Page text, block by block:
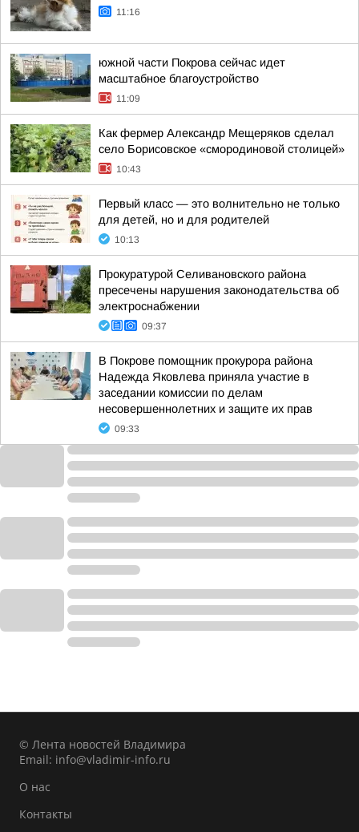
11:16
южной части Покрова сейчас идет
масштабное благоустройство
11:09
Как фермер Александр Мещеряков сделал
село Борисовское «смородиновой столицей»
10:43
Первый класс — это волнительно не только
для детей, но и для родителей
10:13
Прокуратурой Селивановского района
пресечены нарушения законодательства об
электроснабжении
09:37
В Покрове помощник прокурора района
Надежда Яковлева приняла участие в
заседании комиссии по делам
несовершеннолетних и защите их прав
09:33
© Лента новостей Владимира
Email: info@vladimir-info.ru
О нас
Контакты